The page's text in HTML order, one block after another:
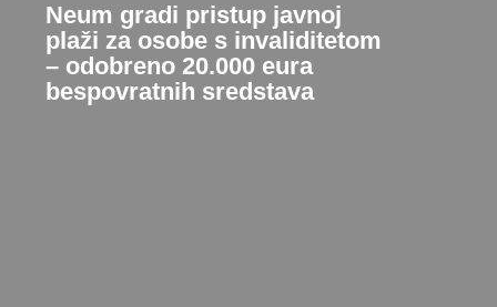
Neum gradi pristup javnoj
plaži za osobe s invaliditetom
– odobreno 20.000 eura
bespovratnih sredstava